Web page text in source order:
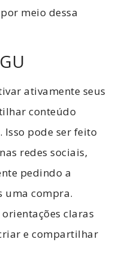
meio dessa
ativamente seus
conteúdo
Isso pode ser feito
redes sociais,
pedindo a
uma compra.
claras
e compartilhar